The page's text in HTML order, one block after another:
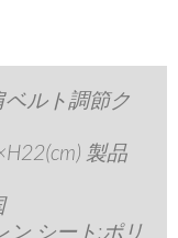
ルト調節ク
製品
ン シート:ポリ